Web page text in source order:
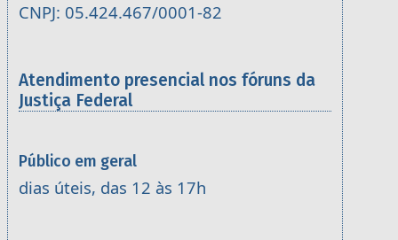
CNPJ: 05.424.467/0001-82
Atendimento presencial nos fóruns da
Justiça Federal
Público em geral
dias úteis, das 12 às 17h